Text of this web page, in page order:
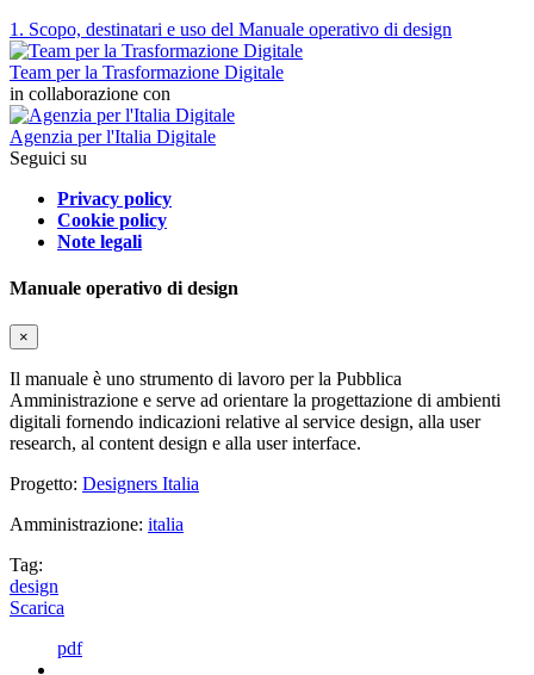
1. Scopo, destinatari e uso del Manuale operativo di design
Team per la Trasformazione Digitale
in collaborazione con
Agenzia per l'Italia Digitale
Seguici su
Privacy policy
Cookie policy
Note legali
Manuale operativo di design
×
Il manuale è uno strumento di lavoro per la Pubblica
Amministrazione e serve ad orientare la progettazione di ambienti
digitali fornendo indicazioni relative al service design, alla user
research, al content design e alla user interface.
Progetto: Designers Italia
Amministrazione: italia
Tag:
design
Scarica
pdf